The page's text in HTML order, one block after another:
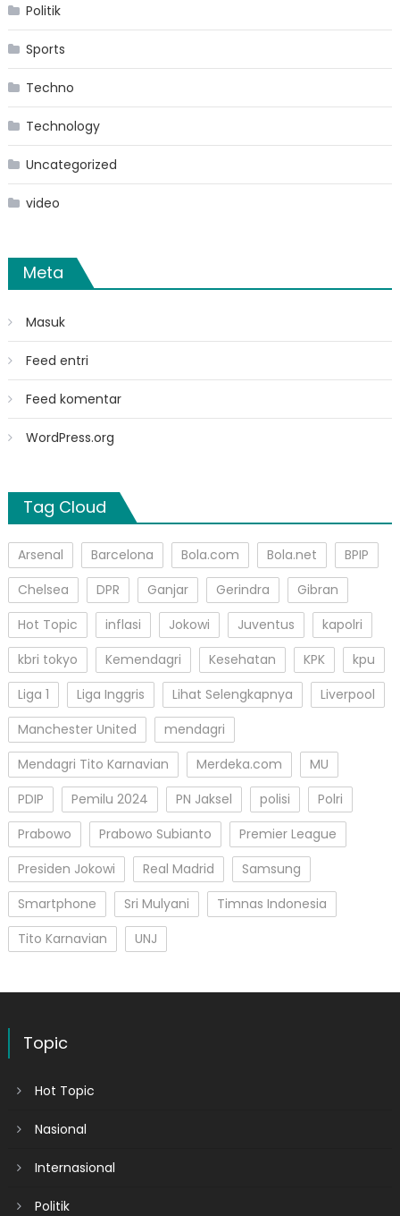
Politik
Sports
Techno
Technology
Uncategorized
video
Meta
Masuk
Feed entri
Feed komentar
WordPress.org
Tag Cloud
Arsenal Barcelona Bola.com Bola.net
BPIP
Chelsea
DPR Ganjar Gerindra
Gibran
Hot Topic
inflasi Jokowi Juventus
kapolri
kbri tokyo
Kemendagri Kesehatan KPK
kpu
Liga 1
Liga Inggris Lihat Selengkapnya
Liverpool
Manchester United
mendagri
Mendagri Tito Karnavian
Merdeka.com
MU
PDIP
Pemilu 2024 PN Jaksel polisi
Polri
Prabowo
Prabowo Subianto
Premier League
Presiden Jokowi
Real Madrid
Samsung
Smartphone
Sri Mulyani
Timnas Indonesia
Tito Karnavian
UNJ
Topic
Hot Topic
Nasional
Internasional
Politik